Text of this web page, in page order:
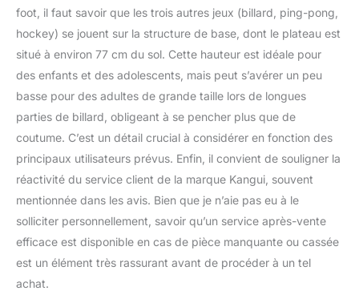
foot, il faut savoir que les trois autres jeux (billard, ping-pong,
hockey) se jouent sur la structure de base, dont le plateau est
situé à environ 77 cm du sol. Cette hauteur est idéale pour
des enfants et des adolescents, mais peut s’avérer un peu
basse pour des adultes de grande taille lors de longues
parties de billard, obligeant à se pencher plus que de
coutume. C’est un détail crucial à considérer en fonction des
principaux utilisateurs prévus. Enfin, il convient de souligner la
réactivité du service client de la marque Kangui, souvent
mentionnée dans les avis. Bien que je n’aie pas eu à le
solliciter personnellement, savoir qu’un service après-vente
efficace est disponible en cas de pièce manquante ou cassée
est un élément très rassurant avant de procéder à un tel
achat.